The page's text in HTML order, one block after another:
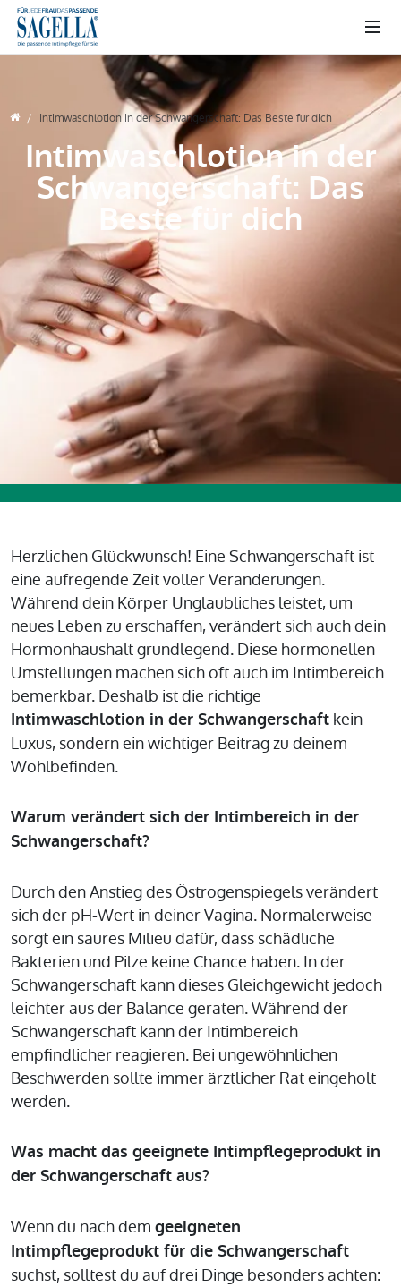
Intimwaschlotion in der Schwangerschaft: Das Beste für dich
Intimwaschlotion in der
Schwangerschaft: Das
Beste für dich
Herzlichen Glückwunsch! Eine Schwangerschaft ist
eine aufregende Zeit voller Veränderungen.
Während dein Körper Unglaubliches leistet, um
neues Leben zu erschaffen, verändert sich auch dein
Hormonhaushalt grundlegend. Diese hormonellen
Umstellungen machen sich oft auch im Intimbereich
bemerkbar. Deshalb ist die richtige
Intimwaschlotion in der Schwangerschaft kein
Luxus, sondern ein wichtiger Beitrag zu deinem
Wohlbefinden.
Warum verändert sich der Intimbereich in der
Schwangerschaft?
Durch den Anstieg des Östrogenspiegels verändert
sich der pH-Wert in deiner Vagina. Normalerweise
sorgt ein saures Milieu dafür, dass schädliche
Bakterien und Pilze keine Chance haben. In der
Schwangerschaft kann dieses Gleichgewicht jedoch
leichter aus der Balance geraten. Während der
Schwangerschaft kann der Intimbereich
empfindlicher reagieren. Bei ungewöhnlichen
Beschwerden sollte immer ärztlicher Rat eingeholt
werden.
Was macht das geeignete Intimpflegeprodukt in
der Schwangerschaft aus?
Wenn du nach dem geeigneten
Intimpflegeprodukt für die Schwangerschaft
suchst, solltest du auf drei Dinge besonders achten: